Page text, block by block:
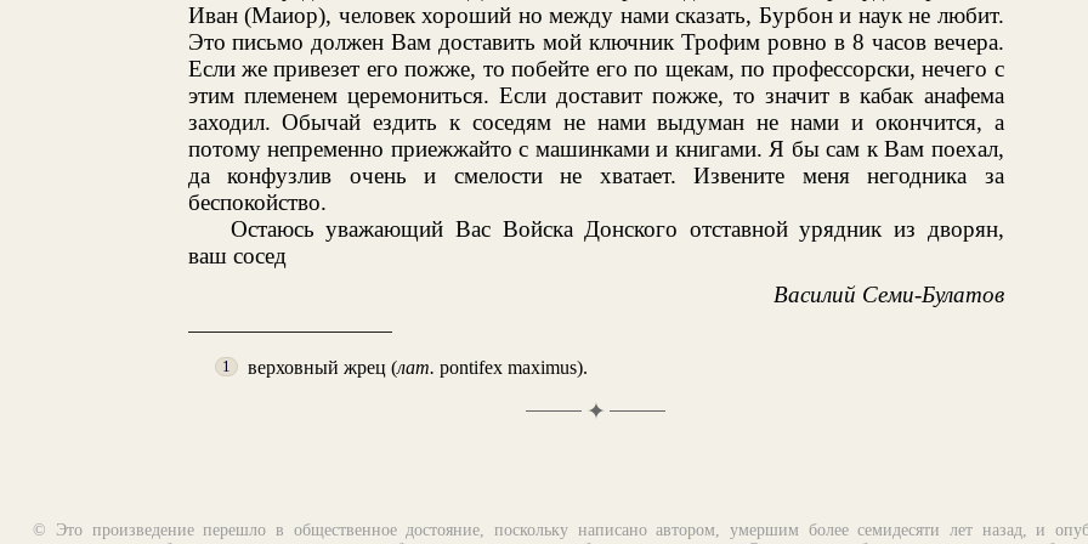
Иван (Маиор), человек хороший но между нами сказать, Бурбон и наук не любит.
Это письмо должен Вам доставить мой ключник Трофим ровно в 8 часов вечера.
Если же привезет его пожже, то побейте его по щекам, по профессорски, нечего с
этим племенем церемониться. Если доставит пожже, то значит в кабак анафема
заходил. Обычай ездить к соседям не нами выдуман не нами и окончится, а
потому непременно приежжайто с машинками и книгами. Я бы сам к Вам поехал,
да конфузлив очень и смелости не хватает. Извените меня негодника за
беспокойство.
Остаюсь уважающий Вас Войска Донского отставной урядник из дворян,
ваш сосед
Василий Семи-Булатов
1 верховный жрец (лат. pontifex maximus).
✦
© Это произведение перешло в общественное достояние, поскольку написано автором, умершим более семидесяти лет назад, и